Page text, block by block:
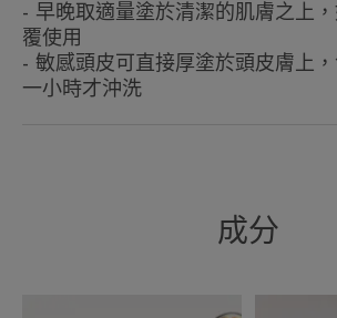
**「含有額外非藥用賦形劑和活性
劑」。獲得歐洲皮膚病學論壇認可
性濕疹（異位性皮膚炎）治療指南。
- 早晚取適量塗於清潔的肌膚之上
覆使用
- 敏感頭皮可直接厚塗於頭皮膚上
一小時才沖洗
成分